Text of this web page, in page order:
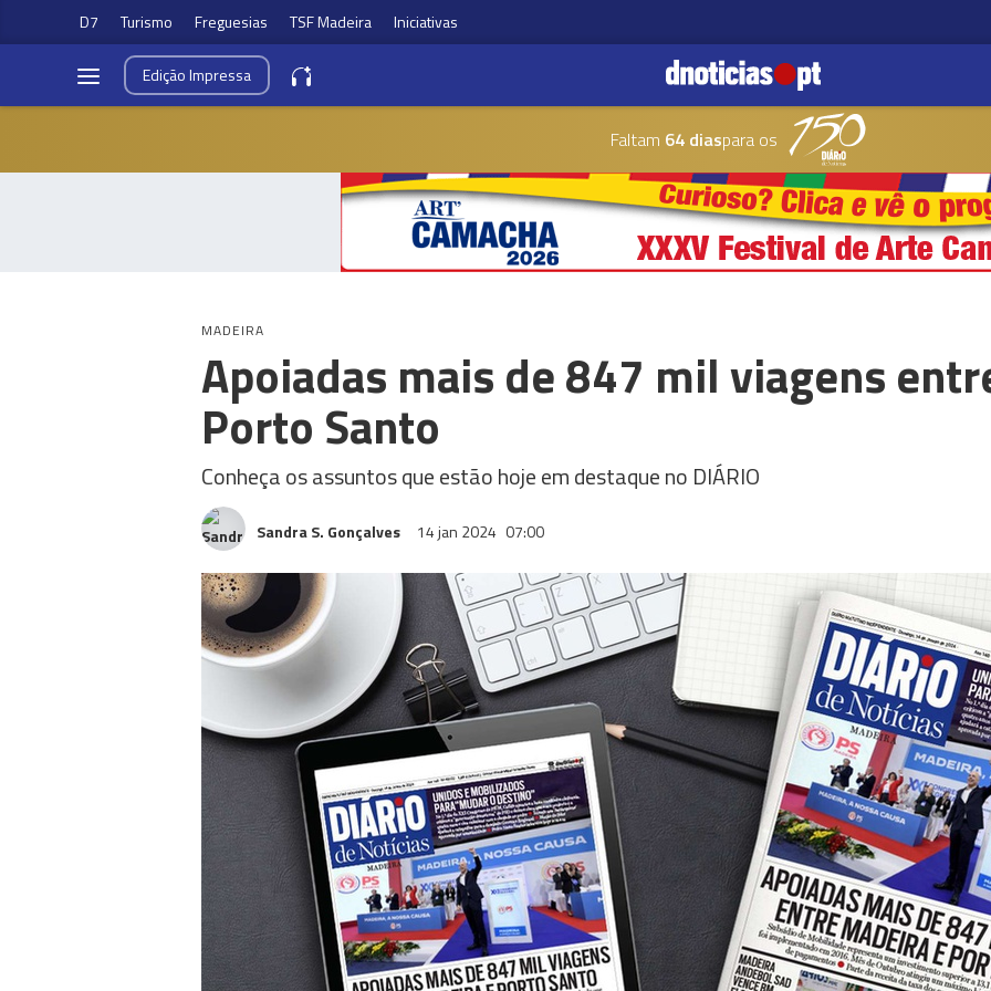
D7 Turismo Freguesias TSF Madeira Iniciativas
EdiçãoImpressa
Faltam 64 diaspara os
MADEIRA
Apoiadas mais de 847 mil viagens
Porto Santo
Conheça os assuntos que estão hoje em destaque no DIÁRIO
Sandra S. Gonçalves 14 jan 2024 07:00